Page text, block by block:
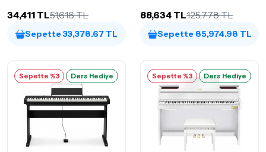
34,411 TL51,616 TL
Sepette 33,378.67 TL
88,634 TL125,778 TL
Sepette 85,974.98 TL
Sepette %3 Ders Hediye Sepette %3 Ders Hediye